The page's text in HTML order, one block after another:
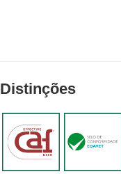
Distinções